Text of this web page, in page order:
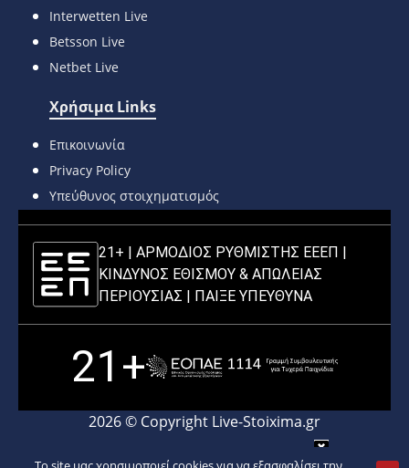
Interwetten Live
Betsson Live
Netbet Live
Χρήσιμα Links
Επικοινωνία
Privacy Policy
Υπεύθυνος στοιχηματισμός
21+ | ΑΡΜΟΔΙΟΣ ΡΥΘΜΙΣΤΗΣ ΕΕΕΠ |
ΚΙΝΔΥΝΟΣ ΕΘΙΣΜΟΥ & ΑΠΩΛΕΙΑΣ
ΠΕΡΙΟΥΣΙΑΣ | ΠΑΙΞΕ ΥΠΕΥΘΥΝΑ
21+
2026 © Copyright Live-Stoixima.gr